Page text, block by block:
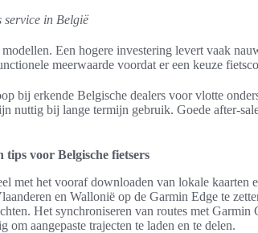
service in België
Een hogere investering levert vaak
meerwaarde voordat er een keuze
bij erkende Belgische dealers voor vlotte
nuttig bij lange termijn gebruik. Goede after-
tips voor Belgische fietsers
met het vooraf downloaden van lokale kaarten
en Wallonië op de Garmin Edge te
Het synchroniseren van routes met Garmin
om aangepaste trajecten te laden en te delen.